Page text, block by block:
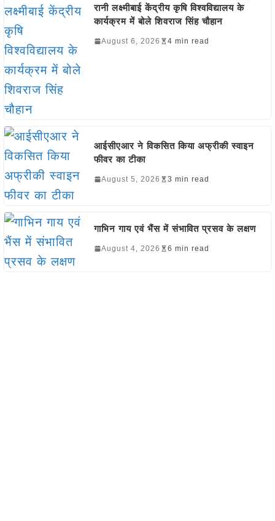
रानी लक्ष्मीबाई केंद्रीय कृषि विश्वविद्यालय के
कार्यक्रम में बोले शिवराज सिंह चौहान
August 6, 2026 4 min read
आईसीएआर ने विकसित किया अफ्रीकी स्वाइन
फीवर का टीका
August 5, 2026 3 min read
गाभिन गाय एवं भैंस में संभावित प्रसव के लक्षण
August 4, 2026 6 min read